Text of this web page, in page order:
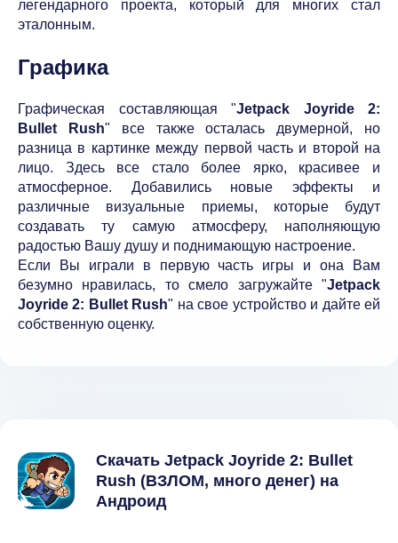
легендарного проекта, который для многих стал
эталонным.
Графика
Графическая составляющая "Jetpack Joyride 2:
Bullet Rush" все также осталась двумерной, но
разница в картинке между первой часть и второй на
лицо. Здесь все стало более ярко, красивее и
атмосферное. Добавились новые эффекты и
различные визуальные приемы, которые будут
создавать ту самую атмосферу, наполняющую
радостью Вашу душу и поднимающую настроение.
Если Вы играли в первую часть игры и она Вам
безумно нравилась, то смело загружайте "Jetpack
Joyride 2: Bullet Rush" на свое устройство и дайте ей
собственную оценку.
Скачать Jetpack Joyride 2: Bullet
Rush (ВЗЛОМ, много денег) на
Андроид